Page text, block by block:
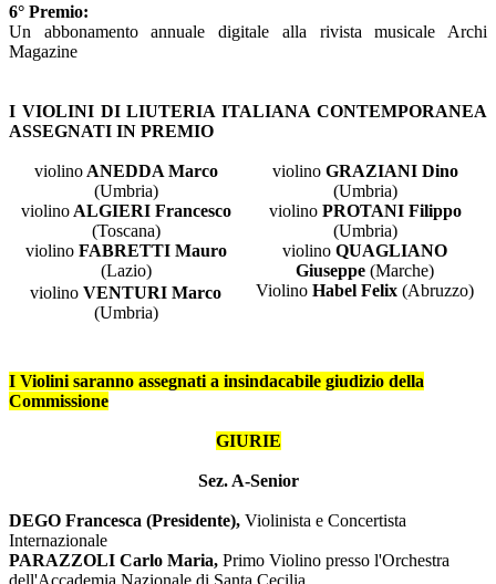
6° Premio:
Un abbonamento annuale digitale alla rivista musicale Archi
Magazine
I VIOLINI DI LIUTERIA ITALIANA CONTEMPORANEA
ASSEGNATI IN PREMIO
violinoANEDDA Marco
(Umbria)
violino GRAZIANI Dino
(Umbria)
violinoALGIERI Francesco
(Toscana)
violino PROTANI Filippo
(Umbria)
violino FABRETTI Mauro
(Lazio)
violino QUAGLIANO
Giuseppe (Marche)
violino VENTURI Marco
(Umbria)
Violino Habel Felix (Abruzzo)
I Violini saranno assegnati a insindacabile giudizio della
Commissione
GIURIE
Sez. A-Senior
DEGO Francesca (Presidente), Violinista e Concertista
Internazionale
PARAZZOLI Carlo Maria, Primo Violino presso l'Orchestra
dell'Accademia Nazionale di Santa Cecilia